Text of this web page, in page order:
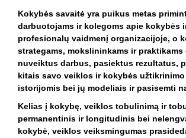
Kokybės savaitė yra puikus metas
darbuotojams ir kolegoms apie kokybės
profesionalų vaidmenį organizacijoje, o
strategams, mokslininkams ir praktikams
nuveiktus darbus, pasiektus rezultatus,
kitais savo veiklos ir kokybės užtikrinimo
istorijomis bei jų modeliais ir pasisemti
Kelias į kokybę, veiklos tobulinimą ir
permanentinis ir longitudinis bei
kokybė, veiklos veiksmingumas